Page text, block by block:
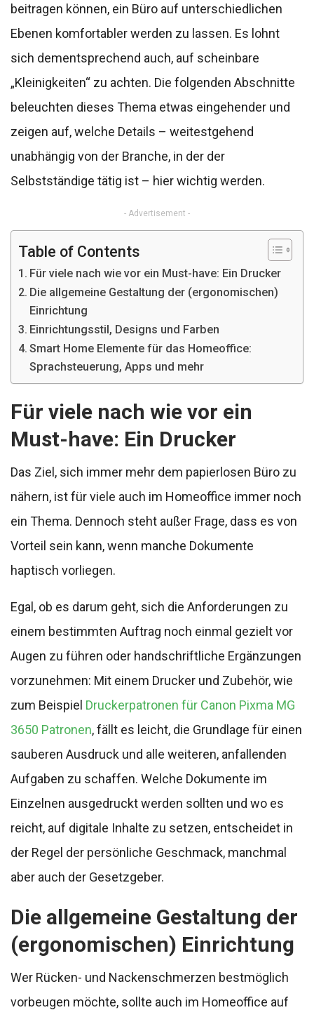
beitragen können, ein Büro auf unterschiedlichen
Ebenen komfortabler werden zu lassen. Es lohnt
sich dementsprechend auch, auf scheinbare
„Kleinigkeiten“ zu achten. Die folgenden Abschnitte
beleuchten dieses Thema etwas eingehender und
zeigen auf, welche Details – weitestgehend
unabhängig von der Branche, in der der
Selbstständige tätig ist – hier wichtig werden.
- Advertisement -
Table of Contents
Für viele nach wie vor ein Must-have: Ein Drucker
Die allgemeine Gestaltung der (ergonomischen)
Einrichtung
Einrichtungsstil, Designs und Farben
Smart Home Elemente für das Homeoffice:
Sprachsteuerung, Apps und mehr
Für viele nach wie vor ein
Must-have: Ein Drucker
Das Ziel, sich immer mehr dem papierlosen Büro zu
nähern, ist für viele auch im Homeoffice immer noch
ein Thema. Dennoch steht außer Frage, dass es von
Vorteil sein kann, wenn manche Dokumente
haptisch vorliegen.
Egal, ob es darum geht, sich die Anforderungen zu
einem bestimmten Auftrag noch einmal gezielt vor
Augen zu führen oder handschriftliche Ergänzungen
vorzunehmen: Mit einem Drucker und Zubehör, wie
zum Beispiel Druckerpatronen für Canon Pixma MG
3650 Patronen, fällt es leicht, die Grundlage für einen
sauberen Ausdruck und alle weiteren, anfallenden
Aufgaben zu schaffen. Welche Dokumente im
Einzelnen ausgedruckt werden sollten und wo es
reicht, auf digitale Inhalte zu setzen, entscheidet in
der Regel der persönliche Geschmack, manchmal
aber auch der Gesetzgeber.
Die allgemeine Gestaltung der
(ergonomischen) Einrichtung
Wer Rücken- und Nackenschmerzen bestmöglich
vorbeugen möchte, sollte auch im Homeoffice auf